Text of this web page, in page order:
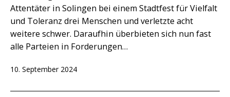
Attentäter in Solingen bei einem Stadtfest für Vielfalt
und Toleranz drei Menschen und verletzte acht
weitere schwer. Daraufhin überbieten sich nun fast
alle Parteien in Forderungen…
Veröffentlicht
10. September 2024